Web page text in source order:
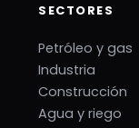
SECTORES
Petróleo y gas
Industria
Construcción
Agua y riego